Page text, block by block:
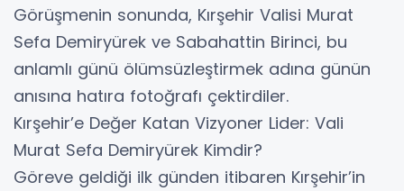
​Görüşmenin sonunda, Kırşehir Valisi Murat
Sefa Demiryürek ve Sabahattin Birinci, bu
anlamlı günü ölümsüzleştirmek adına günün
anısına hatıra fotoğrafı çektirdiler.
​Kırşehir’e Değer Katan Vizyoner Lider: Vali
Murat Sefa Demiryürek Kimdir?
​Göreve geldiği ilk günden itibaren Kırşehir’in